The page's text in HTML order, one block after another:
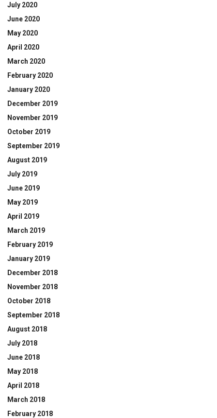
July 2020
June 2020
May 2020
April 2020
March 2020
February 2020
January 2020
December 2019
November 2019
October 2019
September 2019
August 2019
July 2019
June 2019
May 2019
April 2019
March 2019
February 2019
January 2019
December 2018
November 2018
October 2018
September 2018
August 2018
July 2018
June 2018
May 2018
April 2018
March 2018
February 2018